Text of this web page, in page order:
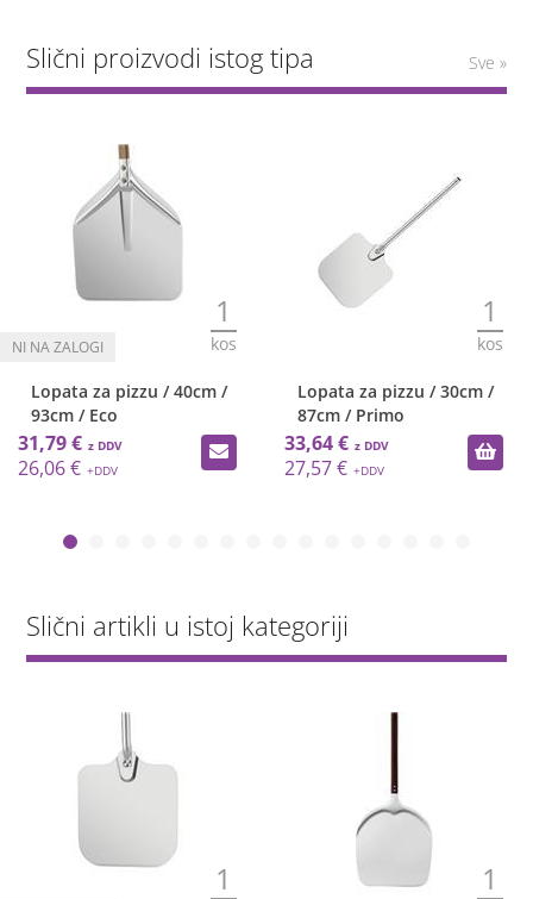
Slični proizvodi istog tipa Sve »
1
pizzu / 40cm /
Lopata za pizzu / 30cm /
87cm / Primo
33,64 €
27,57 €
33,87 €
27,76 €
Slični artikli u istoj kategoriji
1 1